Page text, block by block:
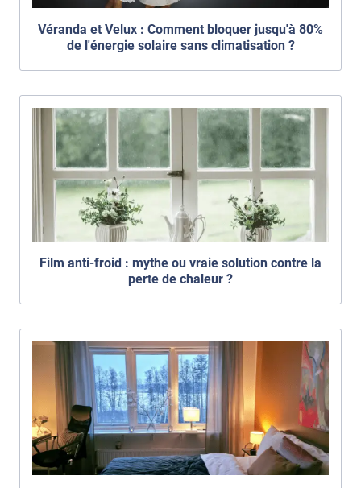
Véranda et Velux : Comment bloquer jusqu'à 80%
de l'énergie solaire sans climatisation ?
Film anti-froid : mythe ou vraie solution contre la
perte de chaleur ?